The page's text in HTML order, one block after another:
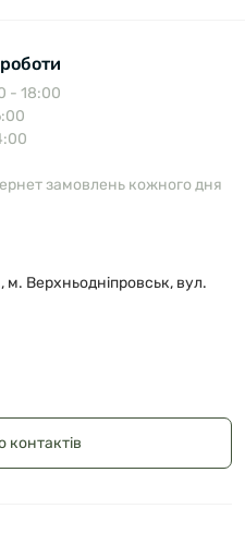
- 18:00
замовлень кожного дня
м. Верхньодніпровськ, вул.
контактів